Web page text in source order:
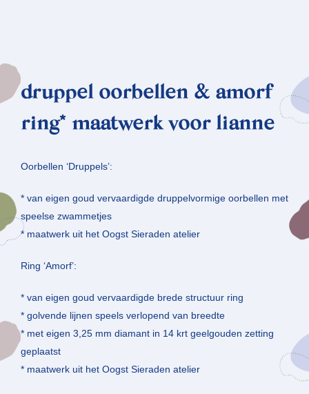
druppel oorbellen & amorf
ring* maatwerk voor lianne
Oorbellen ‘Druppels’:
* van eigen goud vervaardigde druppelvormige oorbellen met
speelse zwammetjes
* maatwerk uit het Oogst Sieraden atelier
Ring ‘Amorf’:
* van eigen goud vervaardigde brede structuur ring
* golvende lijnen speels verlopend van breedte
* met eigen 3,25 mm diamant in 14 krt geelgouden zetting
geplaatst
* maatwerk uit het Oogst Sieraden atelier